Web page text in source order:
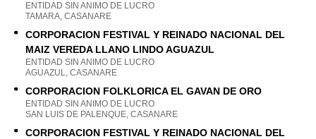
ENTIDAD SIN ANIMO DE LUCRO
TAMARA, CASANARE
CORPORACION FESTIVAL Y REINADO NACIONAL DEL
MAIZ VEREDA LLANO LINDO AGUAZUL
ENTIDAD SIN ANIMO DE LUCRO
AGUAZUL, CASANARE
CORPORACION FOLKLORICA EL GAVAN DE ORO
ENTIDAD SIN ANIMO DE LUCRO
SAN LUIS DE PALENQUE, CASANARE
CORPORACION FESTIVAL Y REINADO NACIONAL DEL